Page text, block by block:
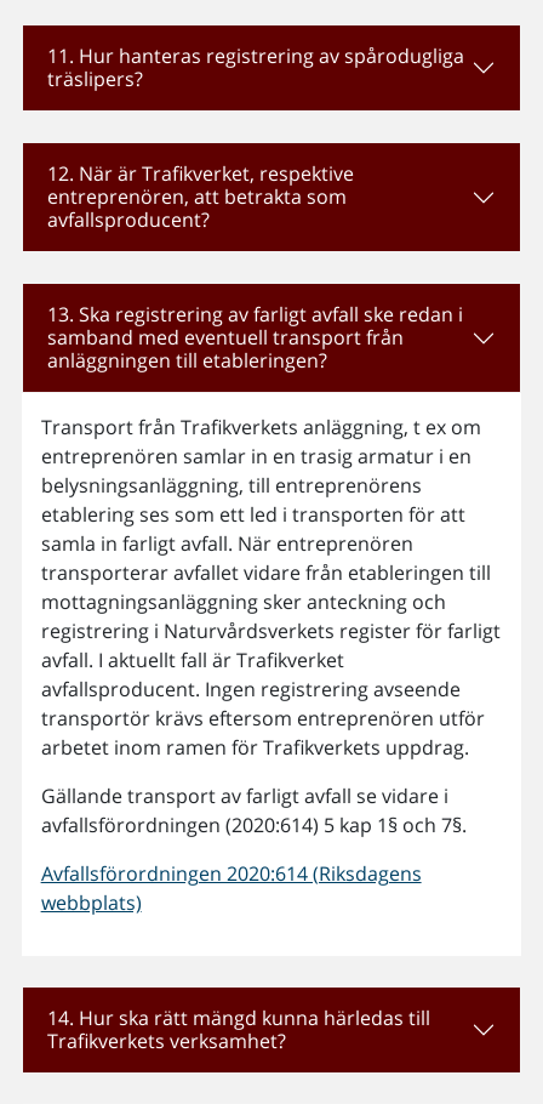
11. Hur hanteras registrering av spårodugliga
träslipers?
12. När är Trafikverket, respektive
entreprenören, att betrakta som
avfallsproducent?
13. Ska registrering av farligt avfall ske redan i
samband med eventuell transport från
anläggningen till etableringen?
Transport från Trafikverkets anläggning, t ex om
entreprenören samlar in en trasig armatur i en
belysningsanläggning, till entreprenörens
etablering ses som ett led i transporten för att
samla in farligt avfall. När entreprenören
transporterar avfallet vidare från etableringen till
mottagningsanläggning sker anteckning och
registrering i Naturvårds­verkets register för farligt
avfall. I aktuellt fall är Trafikverket
avfallsproducent. Ingen registrering avseende
transportör krävs eftersom entreprenören utför
arbetet inom ramen för Trafikverkets uppdrag.
Gällande transport av farligt avfall se vidare i
avfallsförordningen (2020:614) 5 kap 1§ och 7§.
Avfallsförordningen 2020:614 (Riksdagens
webbplats)
14. Hur ska rätt mängd kunna härledas till
Trafikverkets verksamhet?